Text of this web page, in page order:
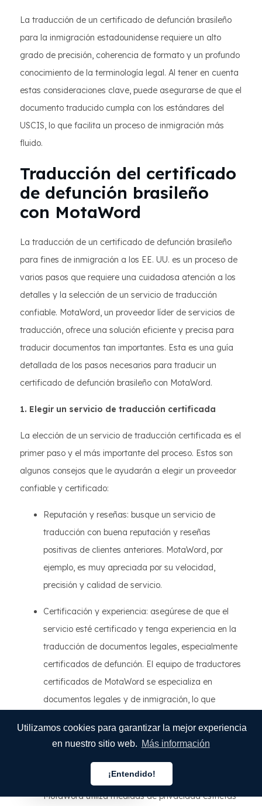
Utilizamos cookies para garantizar la mejor experiencia
en nuestro sitio web. Más información
¡Entendido!
La traducción de un certificado de defunción brasileño
para la inmigración estadounidense requiere un alto
grado de precisión, coherencia de formato y un profundo
conocimiento de la terminología legal. Al tener en cuenta
estas consideraciones clave, puede asegurarse de que el
documento traducido cumpla con los estándares del
USCIS, lo que facilita un proceso de inmigración más
fluido.
Traducción del certificado
de defunción brasileño
con MotaWord
La traducción de un certificado de defunción brasileño
para fines de inmigración a los EE. UU. es un proceso de
varios pasos que requiere una cuidadosa atención a los
detalles y la selección de un servicio de traducción
confiable. MotaWord, un proveedor líder de servicios de
traducción, ofrece una solución eficiente y precisa para
traducir documentos tan importantes. Esta es una guía
detallada de los pasos necesarios para traducir un
certificado de defunción brasileño con MotaWord.
1. Elegir un servicio de traducción certificada
La elección de un servicio de traducción certificada es el
primer paso y el más importante del proceso. Estos son
algunos consejos que le ayudarán a elegir un proveedor
confiable y certificado:
Reputación y reseñas: busque un servicio de
traducción con buena reputación y reseñas
positivas de clientes anteriores. MotaWord, por
ejemplo, es muy apreciada por su velocidad,
precisión y calidad de servicio.
Certificación y experiencia: asegúrese de que el
servicio esté certificado y tenga experiencia en la
traducción de documentos legales, especialmente
certificados de defunción. El equipo de traductores
certificados de MotaWord se especializa en
documentos legales y de inmigración, lo que
USCIS.
Confidencialidad: El servicio de traducción debe
garantizar la confidencialidad de sus documentos.
MotaWord utiliza medidas de privacidad estrictas
Español